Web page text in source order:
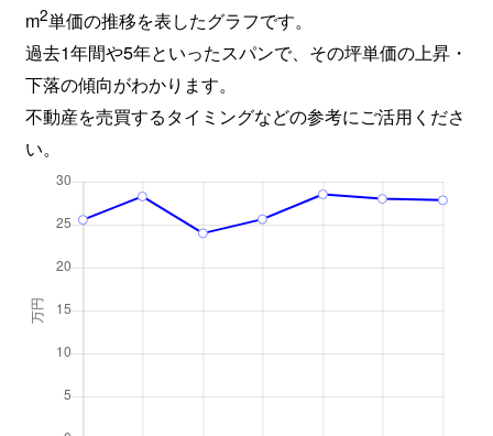
m2単価の推移を表したグラフです。
過去1年間や5年といったスパンで、その坪単価の上昇・
下落の傾向がわかります。
不動産を売買するタイミングなどの参考にご活用くださ
い。